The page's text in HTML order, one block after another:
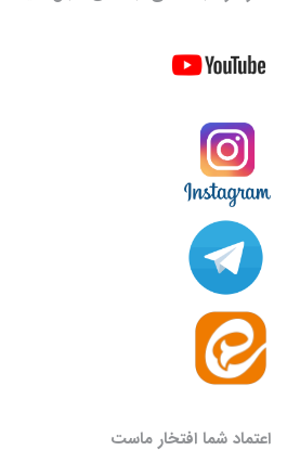
اعتماد شما افتخار ماست